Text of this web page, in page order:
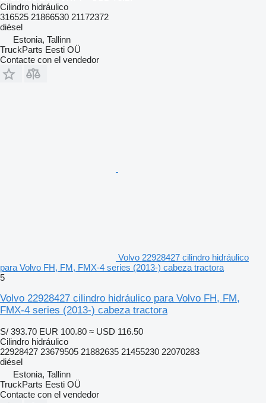
Cilindro hidráulico
316525 21866530 21172372
diésel
Estonia, Tallinn
TruckParts Eesti OÜ
Contacte con el vendedor
Volvo 22928427 cilindro hidráulico
para Volvo FH, FM, FMX-4 series (2013-) cabeza tractora
5
Volvo 22928427 cilindro hidráulico para Volvo FH, FM,
FMX-4 series (2013-) cabeza tractora
S/ 393.70 EUR 100.80 ≈ USD 116.50
Cilindro hidráulico
22928427 23679505 21882635 21455230 22070283
diésel
Estonia, Tallinn
TruckParts Eesti OÜ
Contacte con el vendedor